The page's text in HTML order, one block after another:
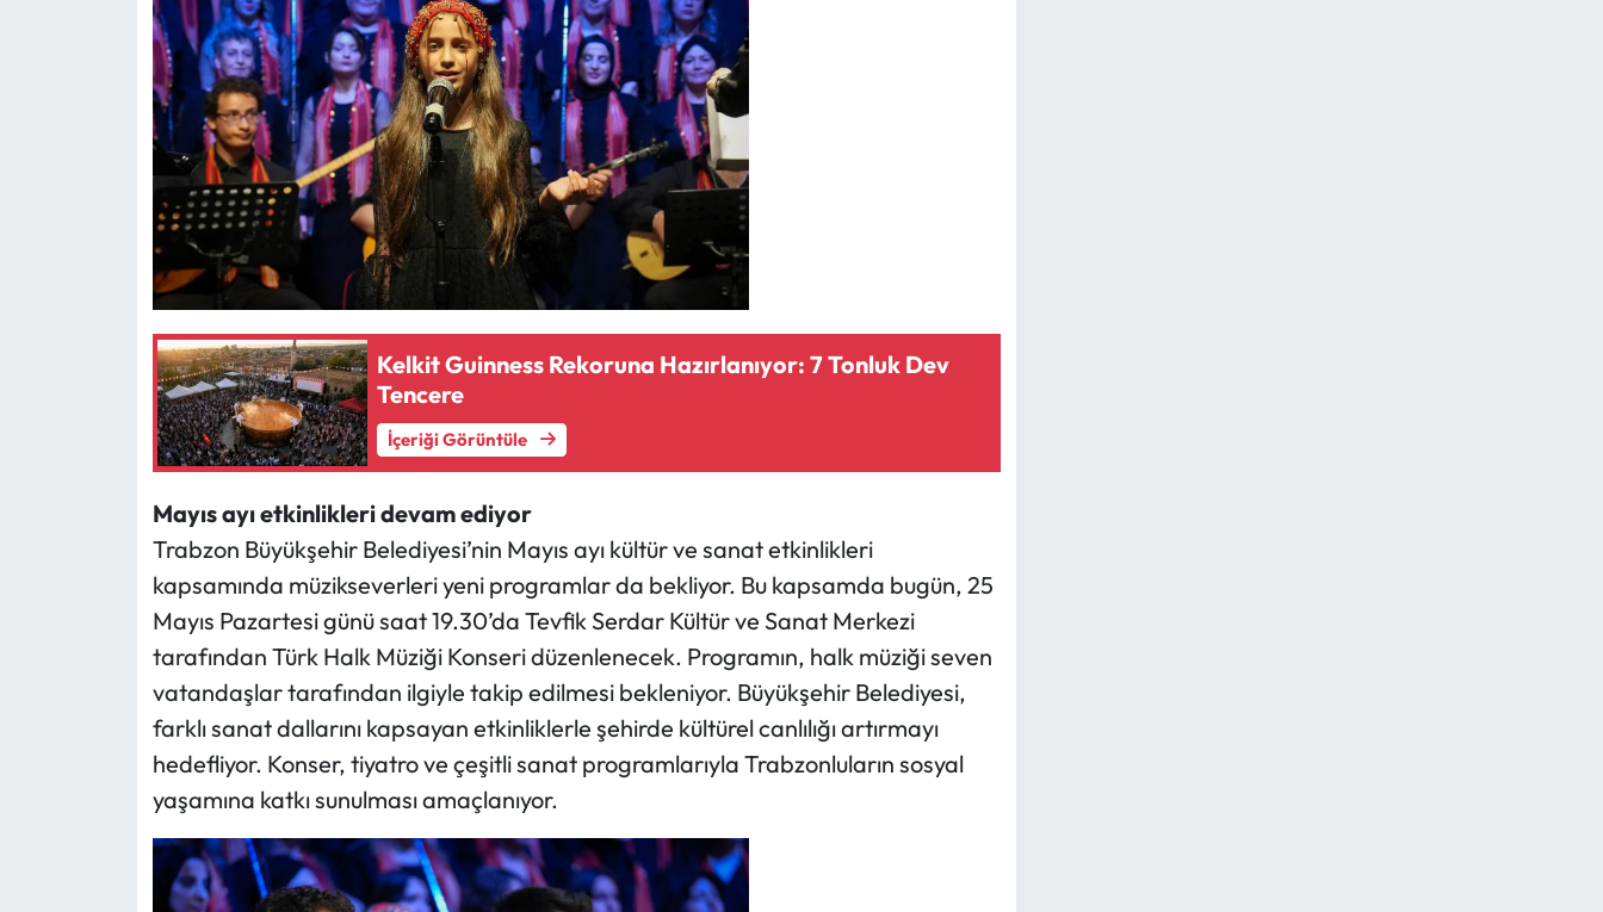
Kelkit Guinness Rekoruna Hazırlanıyor: 7 Tonluk Dev
Tencere
İçeriği Görüntüle
Mayıs ayı etkinlikleri devam ediyor
Trabzon Büyükşehir Belediyesi’nin Mayıs ayı kültür ve sanat etkinlikleri
kapsamında müzikseverleri yeni programlar da bekliyor. Bu kapsamda bugün, 25
Mayıs Pazartesi günü saat 19.30’da Tevfik Serdar Kültür ve Sanat Merkezi
tarafından Türk Halk Müziği Konseri düzenlenecek. Programın, halk müziği seven
vatandaşlar tarafından ilgiyle takip edilmesi bekleniyor. Büyükşehir Belediyesi,
farklı sanat dallarını kapsayan etkinliklerle şehirde kültürel canlılığı artırmayı
hedefliyor. Konser, tiyatro ve çeşitli sanat programlarıyla Trabzonluların sosyal
yaşamına katkı sunulması amaçlanıyor.